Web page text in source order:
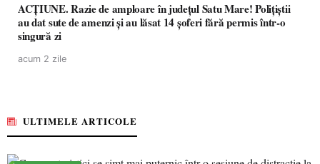
ACȚIUNE. Razie de amploare în județul Satu Mare! Polițiștii
au dat sute de amenzi și au lăsat 14 șoferi fără permis într-o
singură zi
acum 2 zile
ULTIMELE ARTICOLE